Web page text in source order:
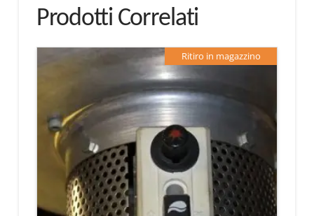
Prodotti Correlati
Ritiro in magazzino